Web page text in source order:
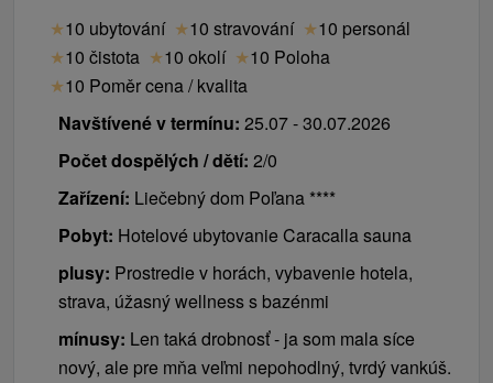
★10 ubytování ★10 stravování ★10 personál
★10 čistota ★10 okolí ★10 Poloha
★10 Poměr cena / kvalita
Navštívené v termínu: 25.07 - 30.07.2026
Počet dospělých / dětí: 2/0
Zařízení: Liečebný dom Poľana ****
Pobyt: Hotelové ubytovanie Caracalla sauna
plusy: Prostredie v horách, vybavenie hotela,
strava, úžasný wellness s bazénmi
mínusy: Len taká drobnosť - ja som mala síce
nový, ale pre mňa veľmi nepohodlný, tvrdý vankúš.